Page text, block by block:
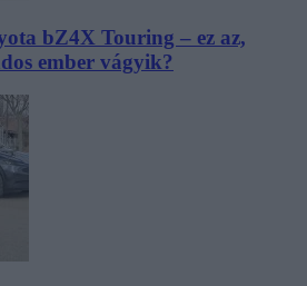
bZ4X Touring – ez az,
ember vágyik?